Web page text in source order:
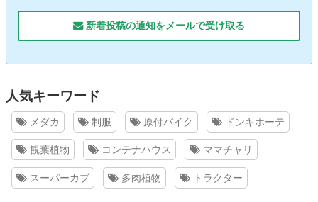
新着投稿の通知をメールで受け取る
人気キーワード
メダカ 制服 原付バイク ドンキホーテ
観葉植物 コンテナハウス ママチャリ
スーパーカブ 多肉植物 トラクター